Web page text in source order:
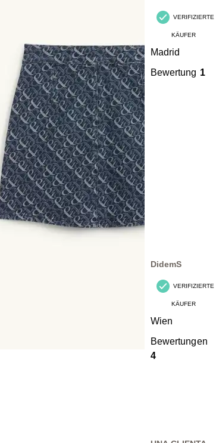
VERIFIZIERTE
KÄUFER
Madrid
Bewertung 1
DidemS
VERIFIZIERTE
KÄUFER
Wien
Bewertungen
4